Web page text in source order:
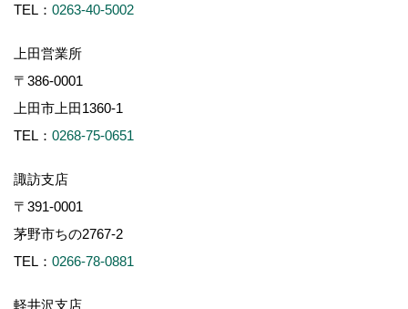
TEL： 0263-40-5002
上田営業所
〒386-0001
上田市上田1360-1
TEL： 0268-75-0651
諏訪支店
〒391-0001
茅野市ちの2767-2
TEL： 0266-78-0881
軽井沢支店